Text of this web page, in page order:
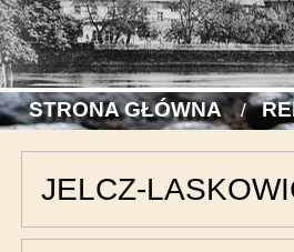
STRONA GŁÓWNA
JELCZ-